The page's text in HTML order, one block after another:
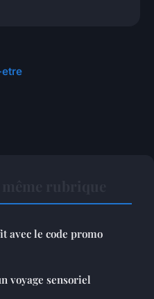
avec le code promo
voyage sensoriel